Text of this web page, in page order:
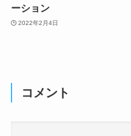
ーション
2022年2月4日
コメント